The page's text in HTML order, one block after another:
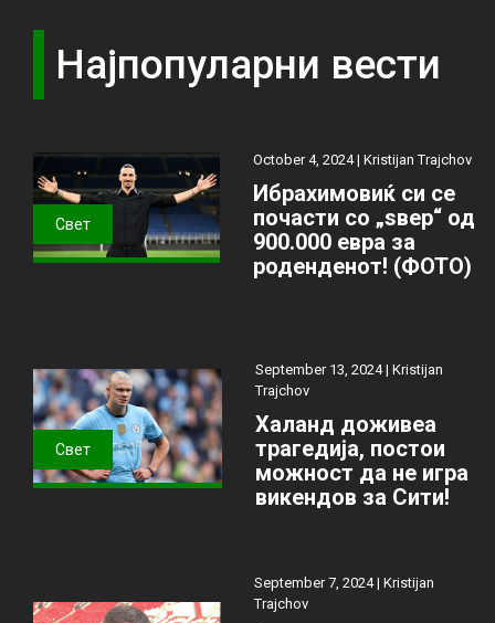
Најпопуларни вести
Свет
October 4, 2024 |Kristijan Trajchov
Ибрахимовиќ си се
почасти со „ѕвер“ од
900.000 евра за
роденденот! (ФОТО)
Свет
September 13, 2024 | Kristijan
Trajchov
Халанд доживеа
трагедија, постои
можност да не игра
викендов за Сити!
September 7, 2024 | Kristijan
Trajchov